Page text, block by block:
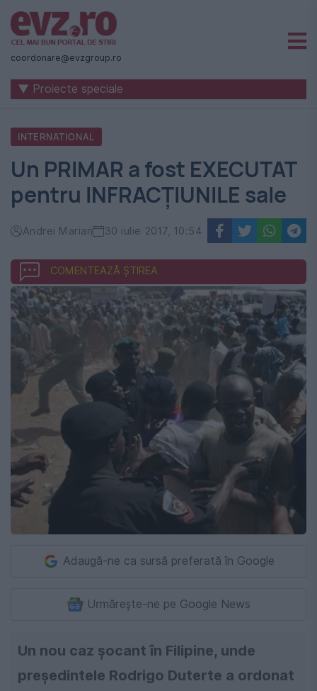
Știri
naționale
internaționale
România
-
Evenimentul
Zilei
coordonare@evzgroup.ro
▼ Proiecte speciale
INTERNATIONAL
Un PRIMAR a fost EXECUTAT
pentru INFRACȚIUNILE sale
Andrei Marian 30 iulie 2017, 10:54
COMENTEAZĂ ȘTIREA
Adaugă-ne ca sursă preferată în Google
Urmărește-ne pe Google News
Un nou caz șocant în Filipine, unde
președintele Rodrigo Duterte a ordonat